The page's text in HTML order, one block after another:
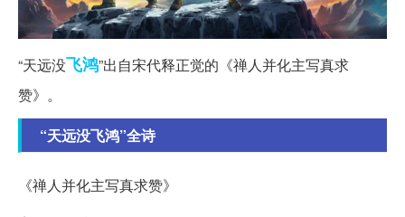
“天远没飞鸿”出自宋代释正觉的《禅人并化主写真求
赞》。
“天远没飞鸿”全诗
《禅人并化主写真求赞》